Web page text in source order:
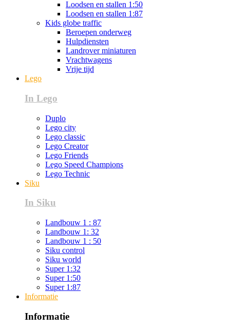
Loodsen en stallen 1:50
Loodsen en stallen 1:87
Kids globe traffic
Beroepen onderweg
Hulpdiensten
Landrover miniaturen
Vrachtwagens
Vrije tijd
Lego
In Lego
Duplo
Lego city
Lego classic
Lego Creator
Lego Friends
Lego Speed Champions
Lego Technic
Siku
In Siku
Landbouw 1 : 87
Landbouw 1: 32
Landbouw 1 : 50
Siku control
Siku world
Super 1:32
Super 1:50
Super 1:87
Informatie
Informatie